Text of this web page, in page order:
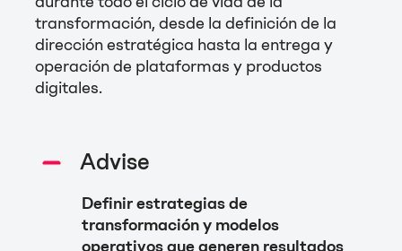
transformación, desde la definición de la
dirección estratégica hasta la entrega y
operación de plataformas y productos
digitales.
Advise
Definir estrategias de
transformación y modelos
operativos que generen resultados